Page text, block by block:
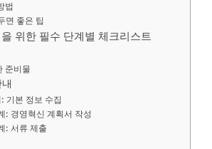
법
면 좋은 팁
위한 필수 단계별 체크리스트
준비물
기본 정보 수집
: 경영혁신 계획서 작성
: 서류 제출